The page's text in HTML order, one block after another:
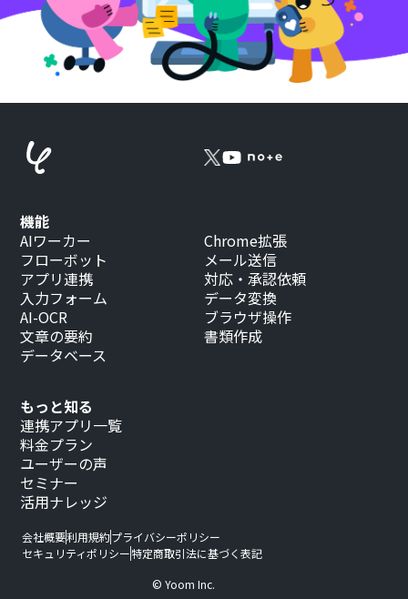
もっと知る
連携アプリ一覧
料金プラン
ユーザーの声
セミナー
活用ナレッジ
機能
AIワーカー
フローボット
アプリ連携
入力フォーム
AI-OCR
文章の要約
データベース
Chrome拡張
メール送信
対応・承認依頼
データ変換
ブラウザ操作
書類作成
会社概要利用規約プライバシーポリシー
セキュリティポリシー特定商取引法に基づく表記
© Yoom Inc.